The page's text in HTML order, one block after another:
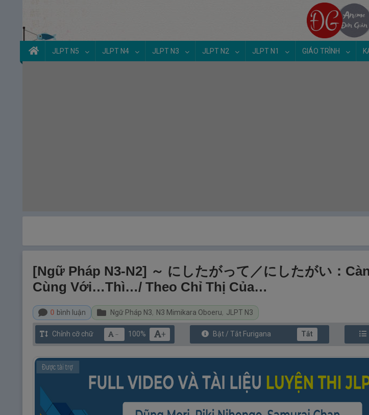
JLPT N5 JLPT N4 JLPT N3 JLPT N2 JLPT N1 GIÁO TRÌNH
[Ngữ Pháp N3-N2] ～ にしたがって／にしたがい：
Cùng Với…thì…/ Theo Chỉ Thị Của…
0 bình luận Ngữ Pháp N3, N3 Mimikara Oboeru, JLPT N3
Chỉnh cỡ chữ － 100% + Bật / Tắt Furigana Tắt